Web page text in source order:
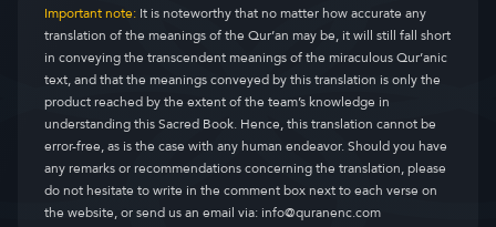
Important note:It is noteworthy that no matter how accurate any
translation of the meanings of the Qur’an may be, it will still fall short
in conveying the transcendent meanings of the miraculous Qur’anic
text, and that the meanings conveyed by this translation is only the
product reached by the extent of the team’s knowledge in
understanding this Sacred Book. Hence, this translation cannot be
error-free, as is the case with any human endeavor. Should you have
any remarks or recommendations concerning the translation, please
do not hesitate to write in the comment box next to each verse on
the website, or send us an email via:info@quranenc.com